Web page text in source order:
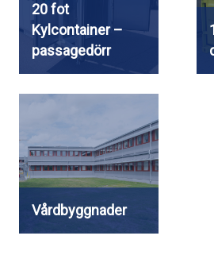
20 fot
Kylcontainer –
passagedörr
Vårdbyggnader